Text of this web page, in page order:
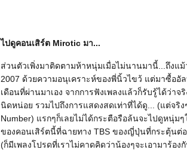
ไปดูคอนเสิร์ต Mirotic มา...
ส่วนตัวเพิ่งมาติดตามห้าหนุ่มเมื่อไม่นานมานี้...ถึงแ
2007 ด้วยความอนุเคราะห์ของพี่นิ้วไขว้ แต่มาซื้อ
เดือนที่ผ่านมาเอง จากการฟังเพลงแล้วก็รับรู้ได้ว่า
นิดหน่อย รวมไปถึงการแสดงสดเท่าที่ได้ดู... (แต่จริ
Number) แรกๆก็เลยไม่ได้กระตือรือล้นจะไปดูหนุ่
ของคอนเสิร์ตนี้ที่ฉายทาง TBS ของญี่ปุ่นที่กระตุ้นต่
(ก็มีเพลงโปรดที่เราไม่คาดคิดว่าน้องๆจะเอามาร้อง